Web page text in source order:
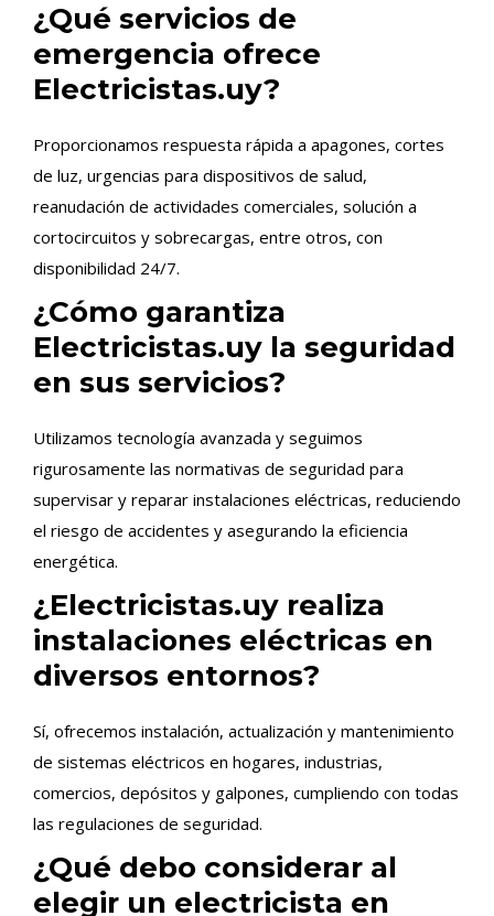
¿Qué servicios de
emergencia ofrece
Electricistas.uy?
Proporcionamos respuesta rápida a apagones, cortes
de luz, urgencias para dispositivos de salud,
reanudación de actividades comerciales, solución a
cortocircuitos y sobrecargas, entre otros, con
disponibilidad 24/7.
¿Cómo garantiza
Electricistas.uy la seguridad
en sus servicios?
Utilizamos tecnología avanzada y seguimos
rigurosamente las normativas de seguridad para
supervisar y reparar instalaciones eléctricas, reduciendo
el riesgo de accidentes y asegurando la eficiencia
energética.
¿Electricistas.uy realiza
instalaciones eléctricas en
diversos entornos?
Sí, ofrecemos instalación, actualización y mantenimiento
de sistemas eléctricos en hogares, industrias,
comercios, depósitos y galpones, cumpliendo con todas
las regulaciones de seguridad.
¿Qué debo considerar al
elegir un electricista en